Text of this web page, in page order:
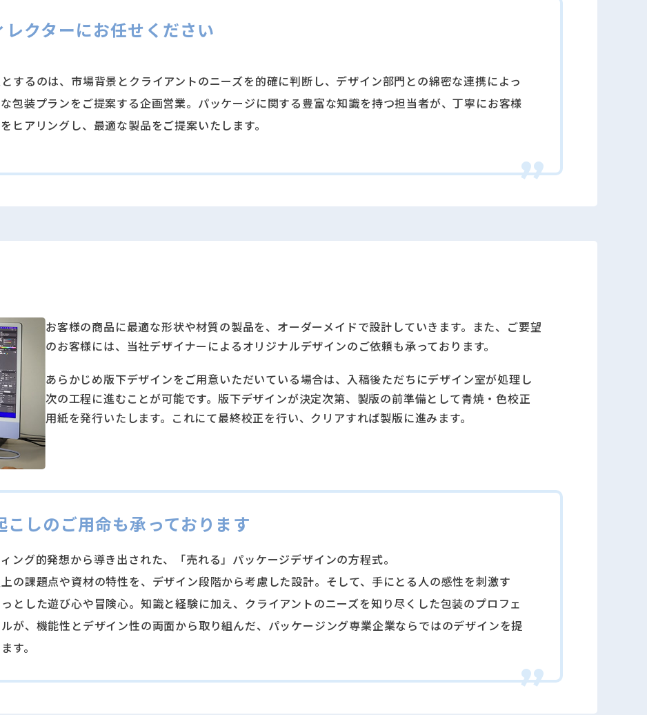
クターにお任せください
するのは、市場背景とクライアントのニーズを的確に判断し、デザイン部⾨との綿密な連携によっ
包装プランをご提案する企画営業。パッケージに関する豊富な知識を持つ担当者が、丁寧にお客様
ヒアリングし、最適な製品をご提案いたします。
お客様の商品に最適な形状や材質の製品を、オーダーメイドで設計していきます。また、ご要望
のお客様には、当社デザイナーによるオリジナルデザインのご依頼も承っております。
あらかじめ版下デザインをご⽤意いただいている場合は、⼊稿後ただちにデザイン室が処理し
次の⼯程に進むことが可能です。版下デザインが決定次第、製版の前準備として⻘焼・⾊校正
⽤紙を発⾏いたします。これにて最終校正を⾏い、クリアすれば製版に進みます。
しのご⽤命も承っております
ング的発想から導き出された、「売れる」パッケージデザインの⽅程式。
の課題点や資材の特性を、デザイン段階から考慮した設計。そして、⼿にとる⼈の感性を刺激す
とした遊び⼼や冒険⼼。知識と経験に加え、クライアントのニーズを知り尽くした包装のプロフェ
が、機能性とデザイン性の両⾯から取り組んだ、パッケージング専業企業ならではのデザインを提
す。